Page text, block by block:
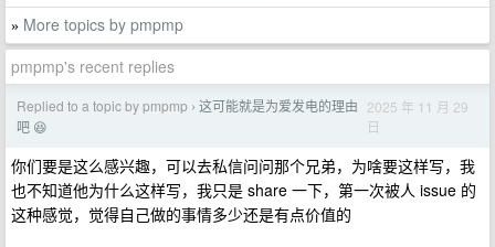
» More topics by pmpmp
pmpmp's recent replies
Replied to a topic by pmpmp › 这可能就是为爱发电的理由
吧 😆
2025 年 11 月 29
日
你们要是这么感兴趣，可以去私信问问那个兄弟，为啥要这样写，我
也不知道他为什么这样写，我只是 share 一下，第一次被人 issue 的
这种感觉，觉得自己做的事情多少还是有点价值的